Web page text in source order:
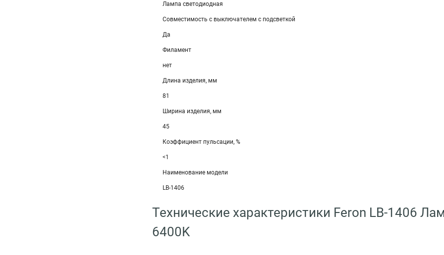
Лампа светодиодная
Совместимость с выключателем с подсветкой
Да
Филамент
нет
Длина изделия, мм
81
Ширина изделия, мм
45
Коэффициент пульсации, %
<1
Наименование модели
LB-1406
Технические характеристики Feron LB-1406
6400K